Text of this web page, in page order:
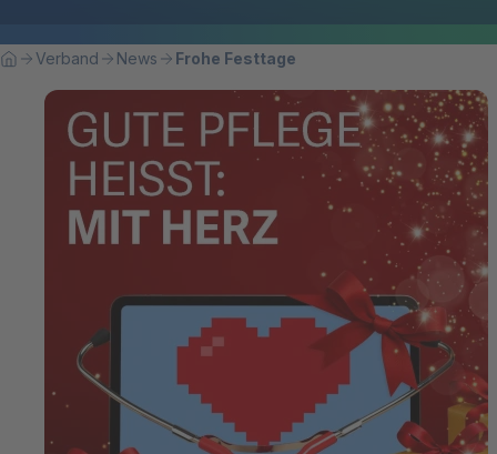
Breadcrumbnavigation
Sie befinden sich hier:
HomeVerband News Frohe Festtage